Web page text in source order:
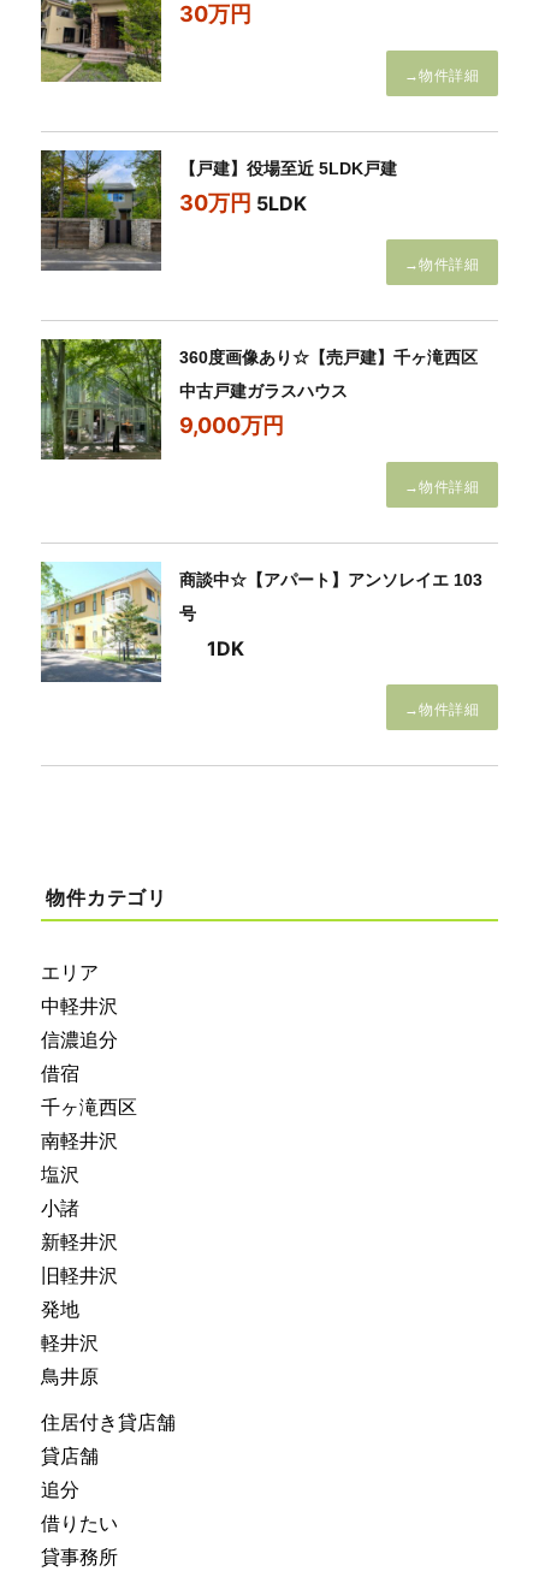
30万円
→物件詳細
【戸建】役場至近 5LDK戸建
30万円 5LDK
→物件詳細
360度画像あり☆【売戸建】千ヶ滝西区
中古戸建ガラスハウス
9,000万円
→物件詳細
商談中☆【アパート】アンソレイエ 103
号
1DK
→物件詳細
物件カテゴリ
エリア
中軽井沢
信濃追分
借宿
千ヶ滝西区
南軽井沢
塩沢
小諸
新軽井沢
旧軽井沢
発地
軽井沢
鳥井原
住居付き貸店舗
貸店舗
追分
借りたい
貸事務所